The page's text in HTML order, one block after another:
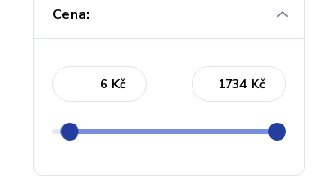
Cena:
Kč Kč